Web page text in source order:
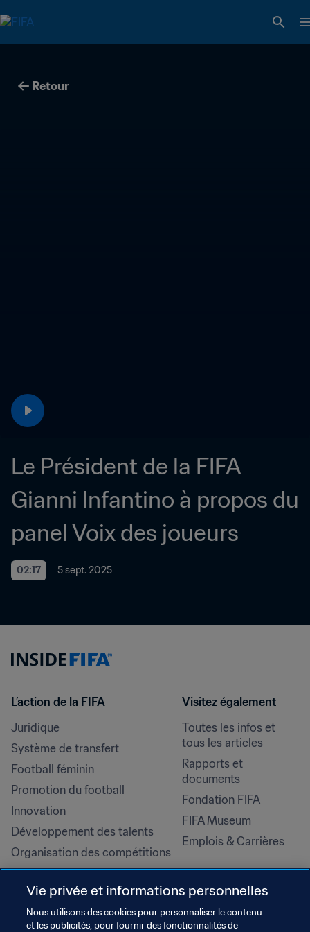
Retour
Le Président de la FIFA
Gianni Infantino à propos du
panel Voix des joueurs
02:17 5 sept. 2025
L’action de la FIFA
Juridique
Système de transfert
Football féminin
Promotion du football
Innovation
Développement des talents
Organisation des compétitions
Développement durable
Droits de l'homme et lutte contre
la discrimination
Visitez également
Toutes les infos et
tous les articles
Rapports et
documents
Fondation FIFA
FIFA Museum
Emplois & Carrières
Vie privée et informations personnelles
Nous utilisons des cookies pour personnaliser le contenu
et les publicités, pour fournir des fonctionnalités de